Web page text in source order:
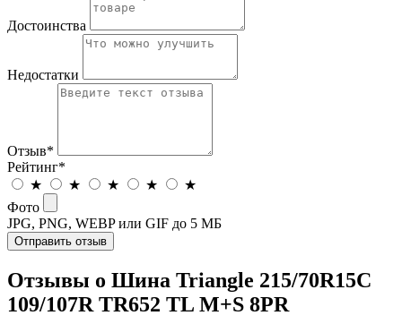
Достоинства
Недостатки
Отзыв*
Рейтинг*
★
★ ★ ★
★
Фото
JPG, PNG, WEBP или GIF до 5 МБ
Отправить отзыв
Отзывы о Шина Triangle 215/70R15C
109/107R TR652 TL M+S 8PR